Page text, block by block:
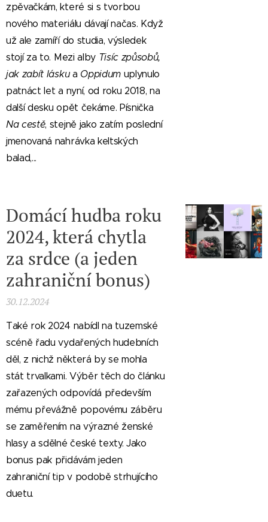
zpěvačkám, které si s tvorbou
nového materiálu dávají načas. Když
už ale zamíří do studia, výsledek
stojí za to. Mezi alby Tisíc způsobů,
jak zabít láskua Oppidum uplynulo
patnáct let a nyní, od roku 2018, na
další desku opět čekáme. Písnička
Na cestě, stejně jako zatím poslední
jmenovaná nahrávka keltských
balad,...
Domácí hudba roku
2024, která chytla
za srdce (a jeden
zahraniční bonus)
30.12.2024
Také rok 2024 nabídl na tuzemské
scéně řadu vydařených hudebních
děl, z nichž některá by se mohla
stát trvalkami. Výběr těch do článku
zařazených odpovídá především
mému převážně popovému záběru
se zaměřením na výrazné ženské
hlasy a sdělné české texty. Jako
bonus pak přidávám jeden
zahraniční tip v podobě strhujícího
duetu.